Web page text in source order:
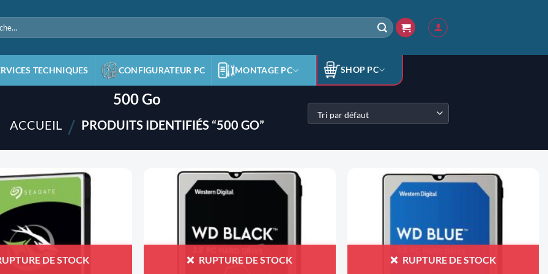
TECHNIQUES CONFIGURATEUR PC MONTAGE PC SHOP PC
500 Go
ACCUEIL / PRODUITS IDENTIFIÉS “500 GO”
DE STOCK
AJOUTER
RUPTURE DE STOCK RUPTURE DE STOCK